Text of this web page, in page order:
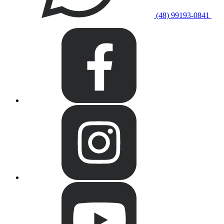
(48) 99193-0841